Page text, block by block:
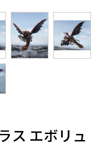
ス エボリュ